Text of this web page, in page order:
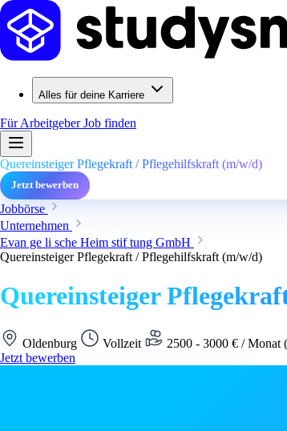
Alles für deine Karriere
Für ArbeitgeberJob finden
Quereinsteiger Pflegekraft / Pflegehilfskraft (m/w/d)
Jetzt bewerben
Jobbörse
Unternehmen
Evan ge li sche Heim stif tung GmbH
Quereinsteiger Pflegekraft / Pflegehilfskraft (m/w/d)
Quereinsteiger
Oldenburg Vollzeit 2500 - 3000 € / Monat
Jetzt bewerben